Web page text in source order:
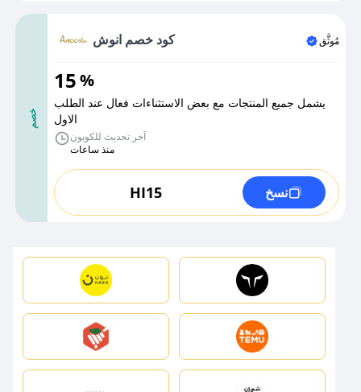
خصم
كود خصم انوش مُوثَّق
15%
يشمل جميع المنتجات مع بعض الاستثناءات فعال عند الطلب
الاول
آخر تحديث للكوبون
منذ ساعات
HI15 نسخ